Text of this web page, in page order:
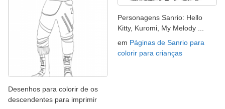
Desenhos para colorir de os
descendentes para imprimir
Personagens Sanrio: Hello
Kitty, Kuromi, My Melody ...
em Páginas de Sanrio para
colorir para crianças